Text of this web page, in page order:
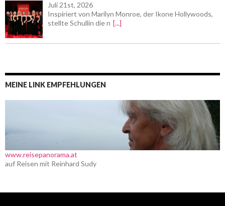
Juli 21st, 2026
Inspiriert von Marilyn Monroe, der Ikone Hollywoods,
stellte Schullin die n [...]
MEINE LINK EMPFEHLUNGEN
www.reisepanorama.at
auf Reisen mit Reinhard Sudy